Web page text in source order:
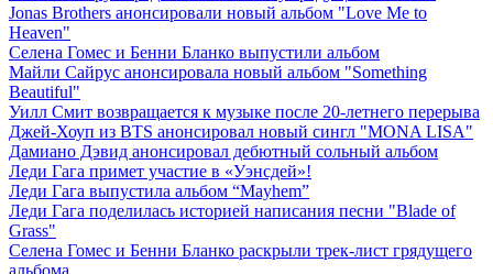
Jonas Brothers анонсировали новый альбом "Love Me to
Heaven"
Селена Гомес и Бенни Бланко выпустили альбом
Майли Сайрус анонсировала новый альбом "Something
Beautiful"
Уилл Смит возвращается к музыке после 20-летнего перерыва
Джей-Хоуп из BTS анонсировал новый сингл "MONA LISA"
Дамиано Дэвид анонсировал дебютный сольный альбом
Леди Гага примет участие в «Уэнсдей»!
Леди Гага выпустила альбом “Mayhem”
Леди Гага поделилась историей написания песни "Blade of
Grass"
Селена Гомес и Бенни Бланко раскрыли трек-лист грядущего